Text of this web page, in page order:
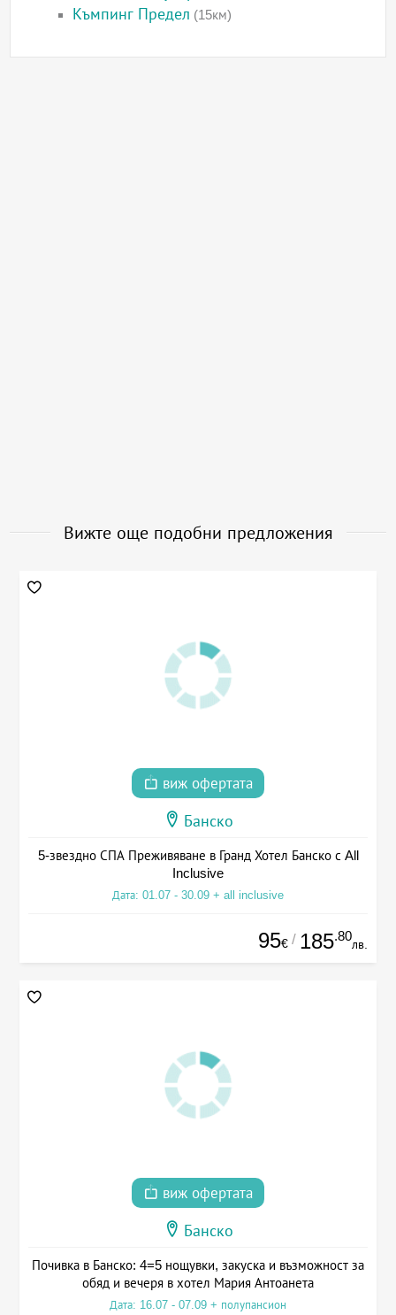
Къмпинг Предел (15км)
Вижте още подобни предложения
виж офертата
Банско
5-звездно СПА Преживяване в Гранд Хотел Банско с All
Inclusive
Дата: 01.07 - 30.09 + all inclusive
95€ / 185.80
лв.
виж офертата
Банско
Почивка в Банско: 4=5 нощувки, закуска и възможност за
обяд и вечеря в хотел Мария Антоанета
Дата: 16.07 - 07.09 + полупансион